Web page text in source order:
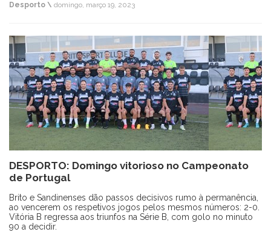
Desporto \ domingo, março 19, 2023
DESPORTO: Domingo vitorioso no Campeonato
de Portugal
Brito e Sandinenses dão passos decisivos rumo à permanência,
ao vencerem os respetivos jogos pelos mesmos números: 2-0.
Vitória B regressa aos triunfos na Série B, com golo no minuto
90 a decidir.